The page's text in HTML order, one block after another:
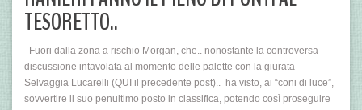
TESORETTO..
Fuori dalla zona a rischio Morgan, che.. nonostante la controversa
discussione intavolata al momento delle palette con la giurata
Selvaggia Lucarelli (QUI il precedente post).. ha visto, ai “coni di luce”,
sovvertire il suo penultimo posto in classifica, potendo così proseguire